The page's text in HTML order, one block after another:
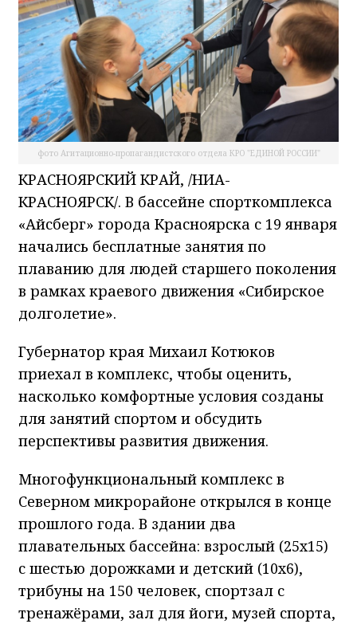
фото Агитационно-пропагандистского отдела КРО "ЕДИНОЙ РОССИИ"
КРАСНОЯРСКИЙ КРАЙ, /НИА-
КРАСНОЯРСК/. В бассейне спорткомплекса
«Айсберг» города Красноярска с 19 января
начались бесплатные занятия по
плаванию для людей старшего поколения
в рамках краевого движения «Сибирское
долголетие».
Губернатор края Михаил Котюков
приехал в комплекс, чтобы оценить,
насколько комфортные условия созданы
для занятий спортом и обсудить
перспективы развития движения.
Многофункциональный комплекс в
Северном микрорайоне открылся в конце
прошлого года. В здании два
плавательных бассейна: взрослый (25х15)
с шестью дорожками и детский (10х6),
трибуны на 150 человек, спортзал с
тренажёрами, зал для йоги, музей спорта,